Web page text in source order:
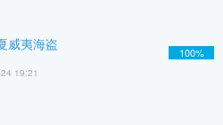
威夷海盗
19:21
100%